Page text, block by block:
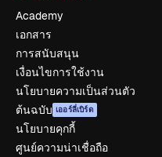
Academy
เอกสาร
การสนับสนุน
เงื่อนไขการใช้งาน
นโยบายความเป็นส่วนตัว
ต้นฉบับ เออร์ลี่เบิร์ด
นโยบายคุกกี้
ศูนย์ความน่าเชื่อถือ